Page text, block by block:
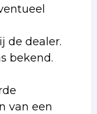
de dealer.
bekend.
van een